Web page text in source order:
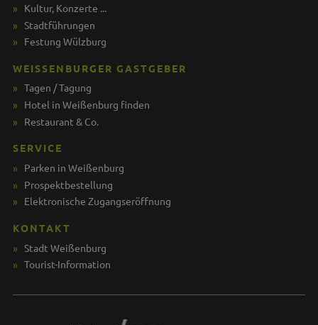
Kultur, Konzerte ...
Stadtführungen
Festung Wülzburg
WEISSENBURGER GASTGEBER
Tagen / Tagung
Hotel in Weißenburg finden
Restaurant & Co.
SERVICE
Parken in Weißenburg
Prospektbestellung
Elektronische Zugangseröffnung
KONTAKT
Stadt Weißenburg
Tourist-Information